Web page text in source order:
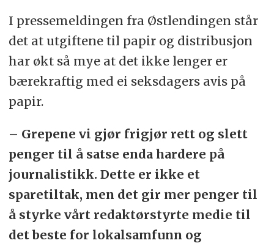
I pressemeldingen fra Østlendingen står
det at utgiftene til papir og distribusjon
har økt så mye at det ikke lenger er
bærekraftig med ei seksdagers avis på
papir.
– Grepene vi gjør frigjør rett og slett
penger til å satse enda hardere på
journalistikk. Dette er ikke et
sparetiltak, men det gir mer penger til
å styrke vårt redaktørstyrte medie til
det beste for lokalsamfunn og